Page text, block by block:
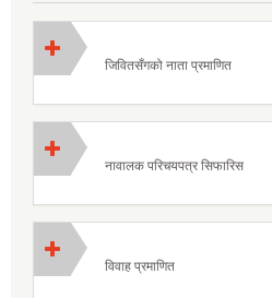
जिवितसँगको नाता प्रमाणित
नावालक परिचयपत्र सिफारिस
विवाह प्रमाणित